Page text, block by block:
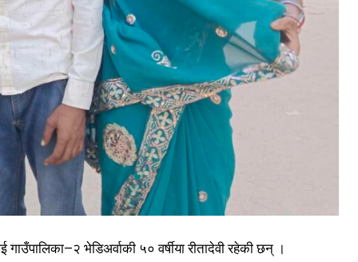
भेडिअर्वाकी ५० वर्षीया रीतादेवी रहेकी छन् ।